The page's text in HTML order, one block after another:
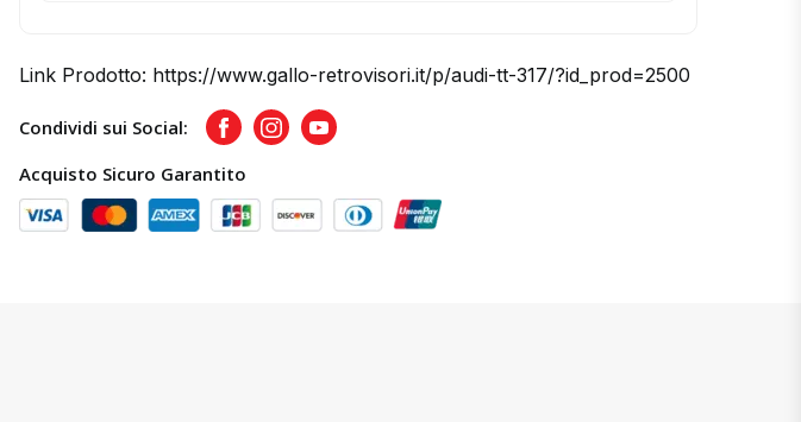
Link Prodotto: https://www.gallo-retrovisori.it/p/audi-tt-317/?id_prod=2500
Condividi sui Social: FacebookInstagramYoutube
Acquisto Sicuro Garantito